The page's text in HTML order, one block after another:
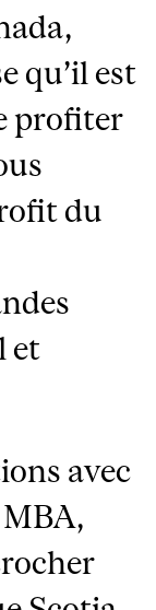
qu’il est
profiter
du
et
avec